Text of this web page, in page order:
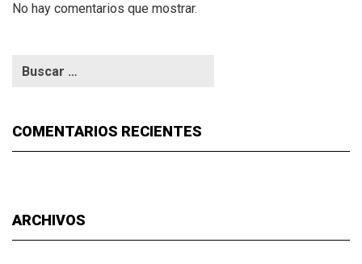
No hay comentarios que mostrar.
COMENTARIOS RECIENTES
ARCHIVOS